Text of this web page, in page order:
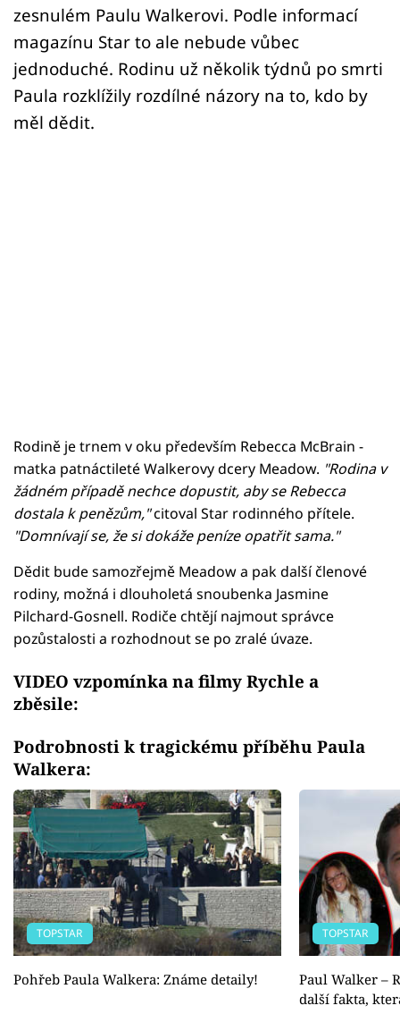
Sledujte nás
zesnulém Paulu Walkerovi. Podle informací
magazínu Star to ale nebude vůbec
jednoduché. Rodinu už několik týdnů po smrti
Paula rozklížily rozdílné názory na to, kdo by
měl dědit.
Rodině je trnem v oku především Rebecca McBrain -
matka patnáctileté Walkerovy dcery Meadow. "Rodina v
žádném případě nechce dopustit, aby se Rebecca
dostala k penězům,"citoval Star rodinného přítele.
"Domnívají se, že si dokáže peníze opatřit sama."
Dědit bude samozřejmě Meadow a pak další členové
rodiny, možná i dlouholetá snoubenka Jasmine
Pilchard-Gosnell. Rodiče chtějí najmout správce
pozůstalosti a rozhodnout se po zralé úvaze.
VIDEO vzpomínka na filmy Rychle a
zběsile:
Podrobnosti k tragickému příběhu Paula
Walkera:
TOPSTAR
Pohřeb Paula Walkera: Známe detaily!
TOPSTAR
Paul Walker –
další fakta,